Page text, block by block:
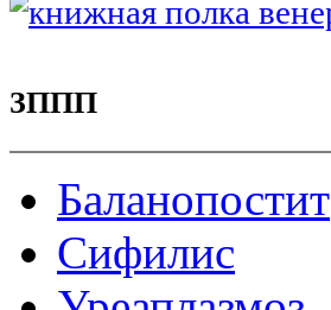
ЗППП
Баланопостит
Сифилис